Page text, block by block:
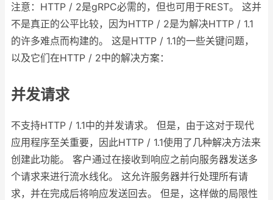
注意：HTTP / 2是gRPC必需的，但也可用于REST。 这并
不是真正的公平比较，因为HTTP / 2是为解决HTTP / 1.1
的许多难点而构建的。 这是HTTP / 1.1的一些关键问题，
以及它们在HTTP / 2中的解决方案：
并发请求
不支持HTTP / 1.1中的并发请求。 但是，由于这对于现代
应用程序至关重要，因此HTTP / 1.1使用了几种解决方法来
创建此功能。 客户通过在接收到响应之前向服务器发送多
个请求来进行流水线化。 这允许服务器并行处理所有请
求，并在完成后将响应发送回去。 但是，这样做的局限性